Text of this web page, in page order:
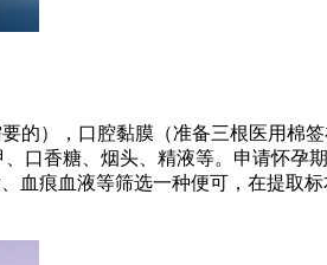
的），口腔黏膜（准备三根医用棉
口香糖、烟头、精液等。申请怀孕
血痕血液等筛选一种便可，在提取